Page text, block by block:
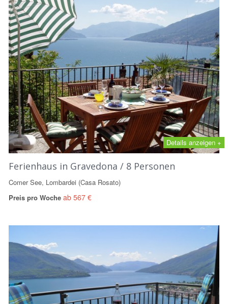
Details anzeigen +
Ferienhaus in Gravedona / 8 Personen
Comer See, Lombardei (Casa Rosato)
Preis pro Woche ab 567 €